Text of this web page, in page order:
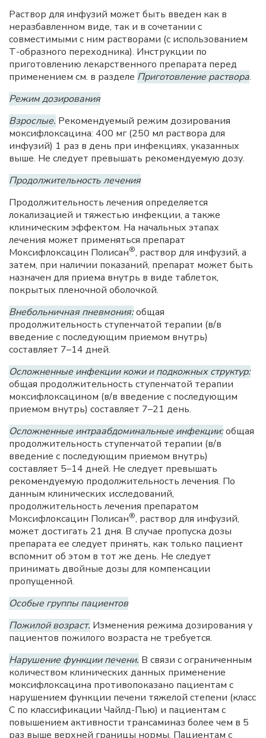
Раствор для инфузий может быть введен как в
неразбавленном виде, так и в сочетании с
совместимыми с ним растворами (с использованием
Т-образного переходника). Инструкции по
приготовлению лекарственного препарата перед
применением см. в разделе Приготовление раствора.
Режим дозирования
Взрослые. Рекомендуемый режим дозирования
моксифлоксацина: 400 мг (250 мл раствора для
инфузий) 1 раз в день при инфекциях, указанных
выше. Не следует превышать рекомендуемую дозу.
Продолжительность лечения
Продолжительность лечения определяется
локализацией и тяжестью инфекции, а также
клиническим эффектом. На начальных этапах
лечения может применяться препарат
Моксифлоксацин Полисан®, раствор для инфузий, а
затем, при наличии показаний, препарат может быть
назначен для приема внутрь в виде таблеток,
покрытых пленочной оболочкой.
Внебольничная пневмония:общая
продолжительность ступенчатой терапии (в/в
введение с последующим приемом внутрь)
составляет 7–14 дней.
Осложненные инфекции кожи и подкожных структур:
общая продолжительность ступенчатой терапии
моксифлоксацином (в/в введение с последующим
приемом внутрь) составляет 7–21 день.
Осложненные интраабдоминальные инфекции:общая
продолжительность ступенчатой терапии (в/в
введение с последующим приемом внутрь)
составляет 5–14 дней. Не следует превышать
рекомендуемую продолжительность лечения. По
данным клинических исследований,
продолжительность лечения препаратом
Моксифлоксацин Полисан®, раствор для инфузий,
может достигать 21 дня. В случае пропуска дозы
препарата ее следует принять, как только пациент
вспомнит об этом в тот же день. Не следует
принимать двойные дозы для компенсации
пропущенной.
Особые группы пациентов
Пожилой возраст. Изменения режима дозирования у
пациентов пожилого возраста не требуется.
Нарушение функции печени. В связи с ограниченным
количеством клинических данных применение
моксифлоксацина противопоказано пациентам с
нарушением функции печени тяжелой степени (класс
С по классификации Чайлд-Пью) и пациентам с
повышением активности трансаминаз более чем в 5
раз выше верхней границы нормы. Пациентам с